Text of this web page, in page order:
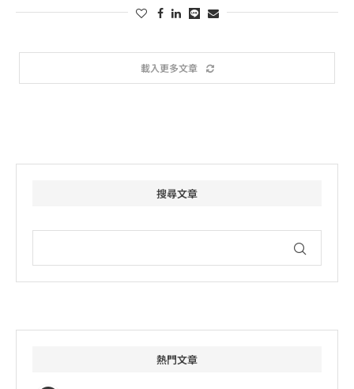
載入更多文章
搜尋文章
熱門文章